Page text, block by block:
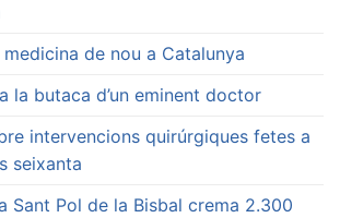
de nou a Catalunya
la butaca d’un eminent doctor
intervencions quirúrgiques fetes a
seixanta
Sant Pol de la Bisbal crema 2.300